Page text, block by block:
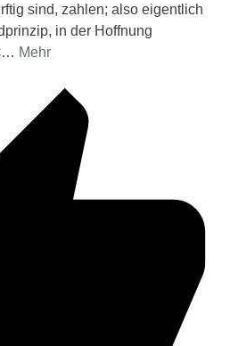
sind, zahlen; also eigentlich
in der Hoffnung
… Mehr